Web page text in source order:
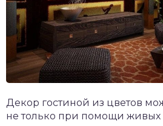
Декор гостиной из цветов
не только при помощи живых